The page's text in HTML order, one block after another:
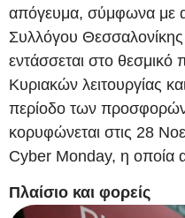
απόγευμα, σύμφωνα με
Συλλόγου
εντάσσεται στο θεσμικό
Κυριακών λειτουργίας
περίοδο των
κορυφώνεται στις 28
Cyber Monday, η οποία
Πλαίσιο και φορείς